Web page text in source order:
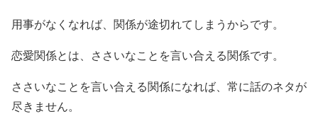
用事がなくなれば、関係が途切れてしまうからです。
恋愛関係とは、ささいなことを言い合える関係です。
ささいなことを言い合える関係になれば、常に話のネタが
尽きません。